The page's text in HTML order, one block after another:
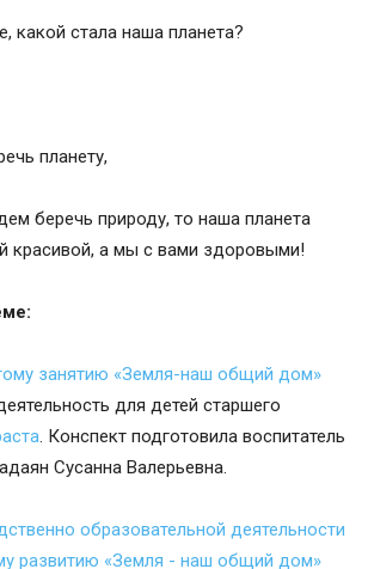
какой стала наша планета?
планету,
беречь природу, то наша планета
красивой, а мы с вами здоровыми!
занятию «Земля-наш общий дом»
для детей старшего
. Конспект подготовила воспитатель
Сусанна Валерьевна.
образовательной деятельности
развитию «Земля - наш общий дом»